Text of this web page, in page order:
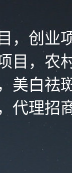
，创业
，农
美白祛
代理招